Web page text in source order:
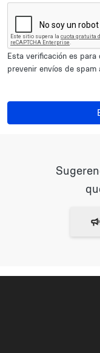
Esta verificación es
prevenir envíos de spam